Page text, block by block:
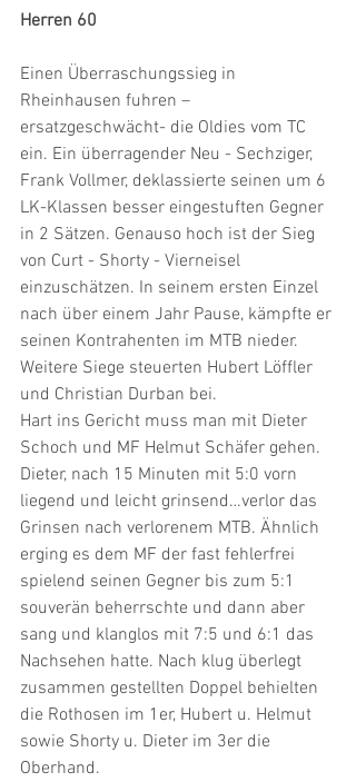
Herren 60
Einen Überraschungssieg in
Rheinhausen fuhren –
ersatzgeschwächt- die Oldies vom TC
ein. Ein überragender Neu - Sechziger,
Frank Vollmer, deklassierte seinen um 6
LK-Klassen besser eingestuften Gegner
in 2 Sätzen. Genauso hoch ist der Sieg
von Curt - Shorty - Vierneisel
einzuschätzen. In seinem ersten Einzel
nach über einem Jahr Pause, kämpfte er
seinen Kontrahenten im MTB nieder.
Weitere Siege steuerten Hubert Löffler
und Christian Durban bei.
Hart ins Gericht muss man mit Dieter
Schoch und MF Helmut Schäfer gehen.
Dieter, nach 15 Minuten mit 5:0 vorn
liegend und leicht grinsend…verlor das
Grinsen nach verlorenem MTB. Ähnlich
erging es dem MF der fast fehlerfrei
spielend seinen Gegner bis zum 5:1
souverän beherrschte und dann aber
sang und klanglos mit 7:5 und 6:1 das
Nachsehen hatte. Nach klug überlegt
zusammen gestellten Doppel behielten
die Rothosen im 1er, Hubert u. Helmut
sowie Shorty u. Dieter im 3er die
Oberhand.